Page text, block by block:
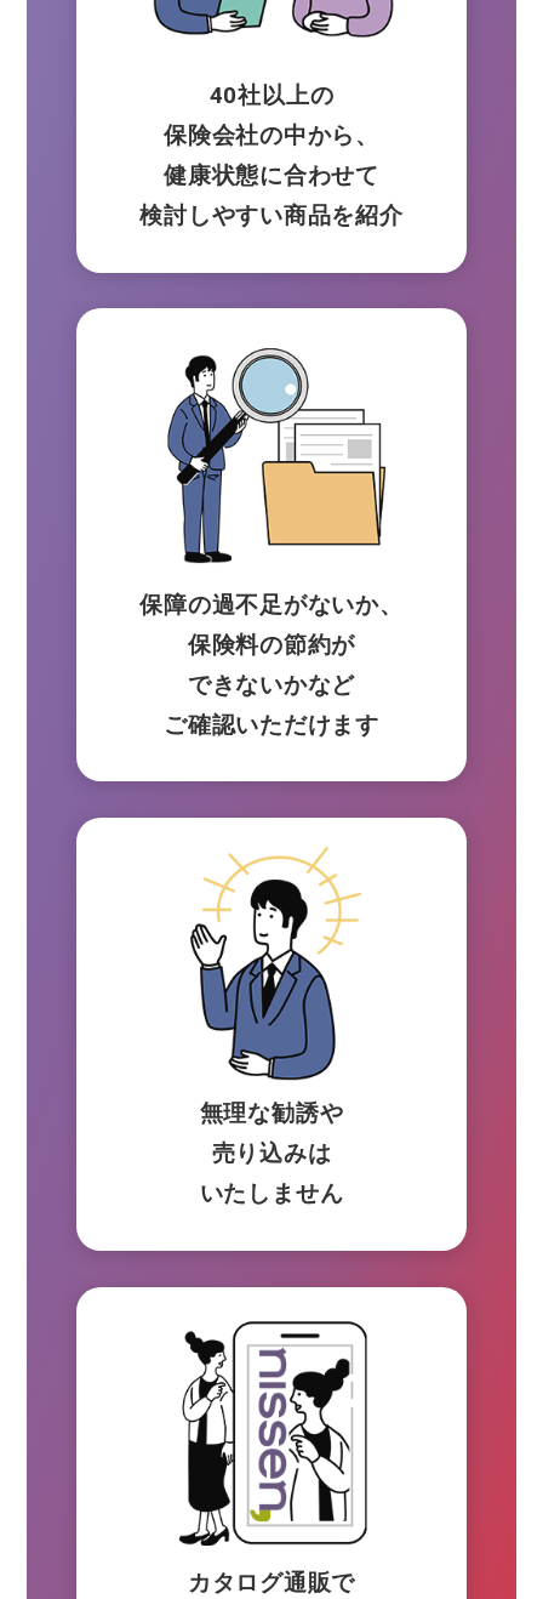
40社以上の
保険会社の中から、
健康状態に合わせて
検討しやすい商品を紹介
保障の過不足がないか、
保険料の節約が
できないかなど
ご確認いただけます
無理な勧誘や
売り込みは
いたしません
カタログ通販で